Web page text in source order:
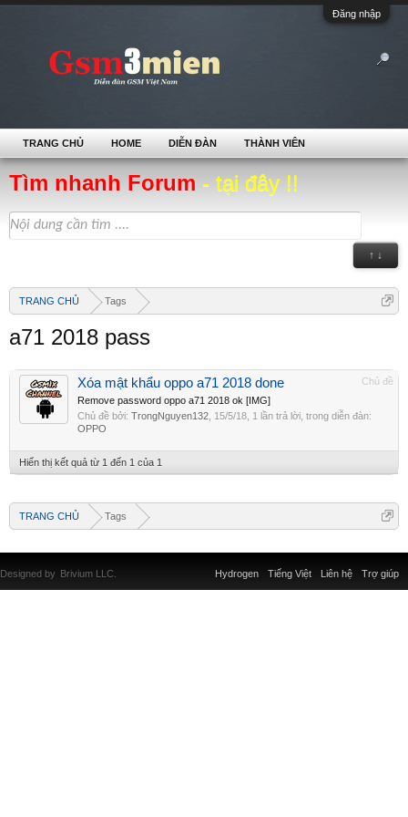
Đăng nhập
Tìm nhanh Forum - tại đây !!
↑ ↓
TRANG CHỦ Tags
a71 2018 pass
Chủ đề
Xóa mật khẩu oppo a71 2018 done
Remove password oppo a71 2018 ok [IMG]
Chủ đề bởi: TrongNguyen132 15/5/18 , 1 lần trả lời, trong diễn đàn:
OPPO
Hiển thị kết quả từ 1 đến 1 của 1
TRANG CHỦ Tags
TRANG CHỦ HOME DIỄN ĐÀN THÀNH VIÊN
Liên hệ Trợ giúp
Hydrogen Tiếng Việt
Designed by Brivium LLC.